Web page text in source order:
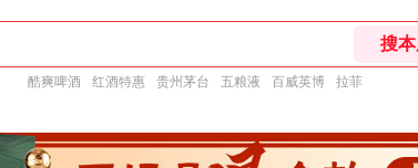
酷爽啤酒 红酒特惠 贵州茅台 五粮液 百威英博 拉菲